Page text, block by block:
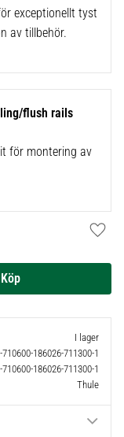
exceptionellt tyst
av tillbehör.
flush rails
för montering av
I lager
710600-186026-711300-1
710600-186026-711300-1
Thule